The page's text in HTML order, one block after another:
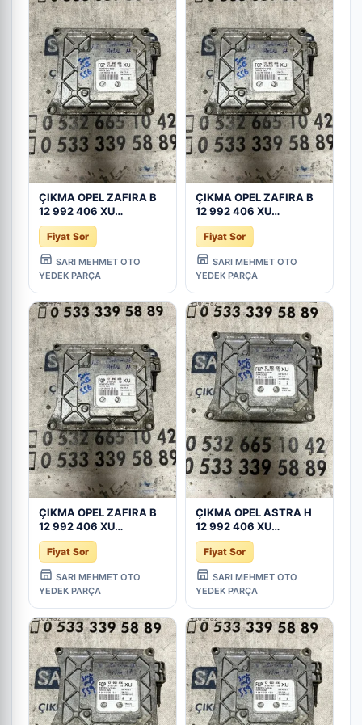
ÇIKMA OPEL ZAFIRA B
12 992 406 XU
12992406XU MOTOR
BEYNİ - Konya Çıkma
Parça
Fiyat Sor
SARI MEHMET OTO
YEDEK PARÇA
ÇIKMA OPEL ZAFIRA B
12 992 406 XU
12992406XU MOTOR
BEYNİ - Konya Çıkma
Parça
Fiyat Sor
SARI MEHMET OTO
YEDEK PARÇA
ÇIKMA OPEL ZAFIRA B
12 992 406 XU
12992406XU MOTOR
BEYNİ - Konya Çıkma
Parça
Fiyat Sor
SARI MEHMET OTO
YEDEK PARÇA
ÇIKMA OPEL ASTRA H
12 992 406 XU
12992406XU MOTOR
BEYNİ - Konya Çıkma
Parça
Fiyat Sor
SARI MEHMET OTO
YEDEK PARÇA